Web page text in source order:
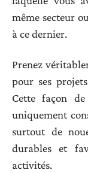
même secteur
à ce dernier.
Prenez
pour ses
Cette façon
uniquement
surtout de
durables et
activités.